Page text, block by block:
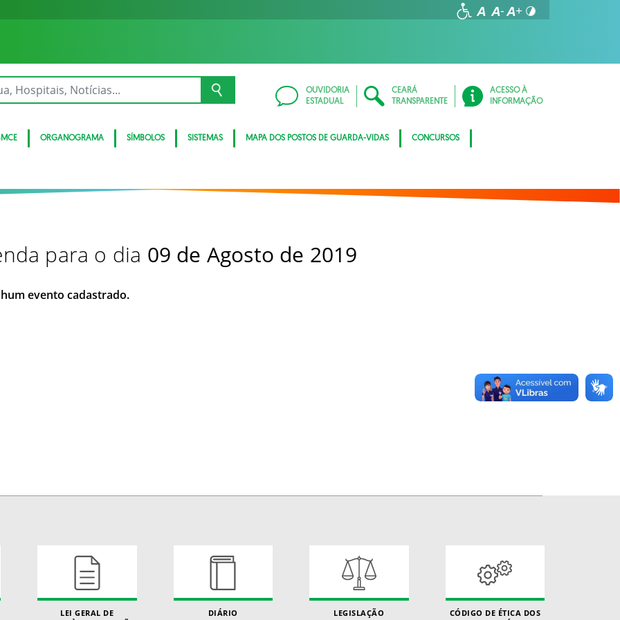
OUVIDORIA
ESTADUAL
CEARÁ
TRANSPARENTE
ACESSO À
INFORMAÇÃO
ORGANOGRAMA SÍMBOLOS SISTEMAS MAPA DOS POSTOS DE GUARDA-VIDAS CONCURSOS
para o dia 09 de Agosto de 2019
evento cadastrado.
LEI GERAL DE
DIÁRIO
LEGISLAÇÃO
CÓDIGO DE ÉTICA DOS